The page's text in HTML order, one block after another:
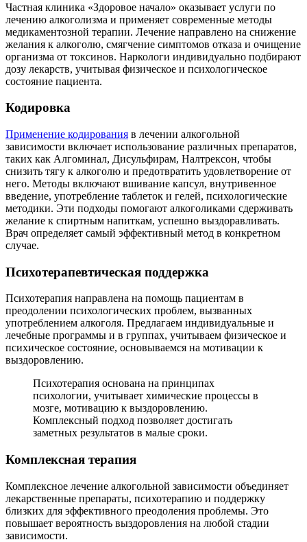
Частная клиника «Здоровое начало» оказывает услуги по
лечению алкоголизма и применяет современные методы
медикаментозной терапии. Лечение направлено на снижение
желания к алкоголю, смягчение симптомов отказа и очищение
организма от токсинов. Наркологи индивидуально подбирают
дозу лекарств, учитывая физическое и психологическое
состояние пациента.
Кодировка
Применение кодирования в лечении алкогольной
зависимости включает использование различных препаратов,
таких как Алгоминал, Дисульфирам, Налтрексон, чтобы
снизить тягу к алкоголю и предотвратить удовлетворение от
него. Методы включают вшивание капсул, внутривенное
введение, употребление таблеток и гелей, психологические
методики. Эти подходы помогают алкоголиками сдерживать
желание к спиртным напиткам, успешно выздоравливать.
Врач определяет самый эффективный метод в конкретном
случае.
Психотерапевтическая поддержка
Психотерапия направлена на помощь пациентам в
преодолении психологических проблем, вызванных
употреблением алкоголя. Предлагаем индивидуальные и
лечебные программы и в группах, учитываем физическое и
психическое состояние, основываемся на мотивации к
выздоровлению.
Психотерапия основана на принципах
психологии, учитывает химические процессы в
мозге, мотивацию к выздоровлению.
Комплексный подход позволяет достигать
заметных результатов в малые сроки.
Комплексная терапия
Комплексное лечение алкогольной зависимости объединяет
лекарственные препараты, психотерапию и поддержку
близких для эффективного преодоления проблемы. Это
повышает вероятность выздоровления на любой стадии
зависимости.